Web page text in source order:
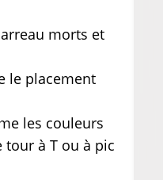
morts et
le placement
les couleurs
tour à T ou à pic